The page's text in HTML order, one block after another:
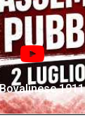
1911